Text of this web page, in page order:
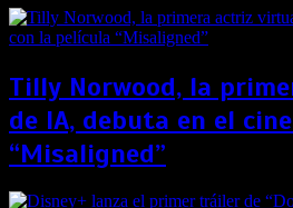
Tilly Norwood, la
de IA, debuta en el
“Misaligned”